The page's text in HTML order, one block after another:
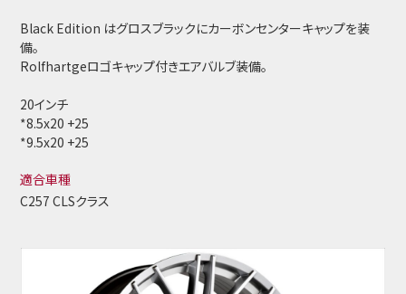
Black Edition はグロスブラックにカーボンセンターキャップを装
備。
Rolfhartgeロゴキャップ付きエアバルブ装備。
20インチ
*8.5x20 +25
*9.5x20 +25
適合車種
C257 CLSクラス